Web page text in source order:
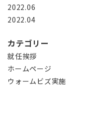
2022.06
2022.04
カテゴリー
就任挨拶
ホームページ
ウォームビズ実施